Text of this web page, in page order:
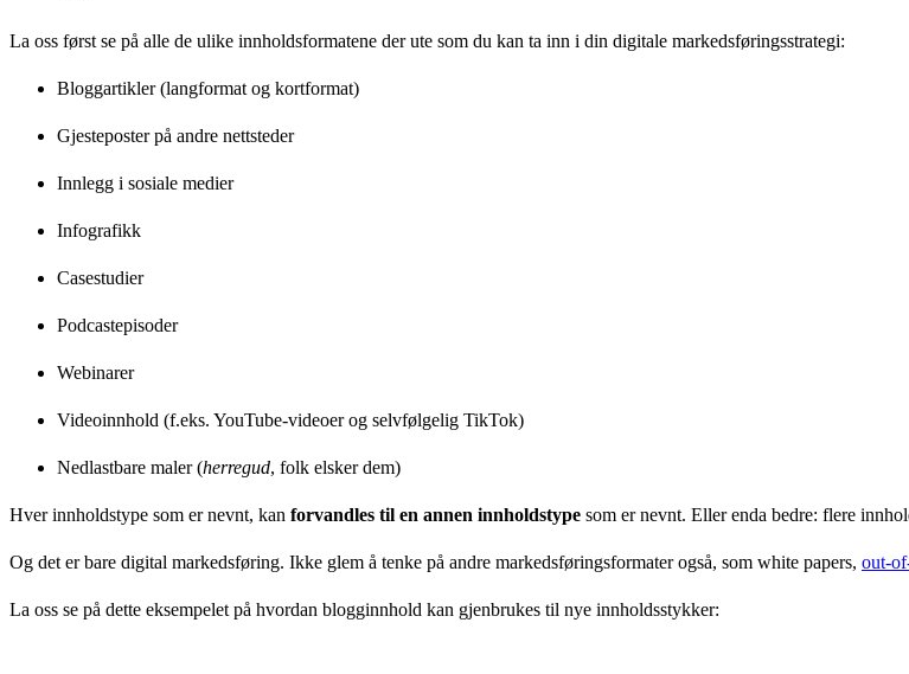
La oss først se på alle de ulike innholdsformatene der ute som du kan ta inn i din digitale markedsføringsstrategi:
Bloggartikler (langformat og kortformat)
Gjesteposter på andre nettsteder
Innlegg i sosiale medier
Infografikk
Casestudier
Podcastepisoder
Webinarer
Videoinnhold (f.eks. YouTube-videoer og selvfølgelig TikTok)
Nedlastbare maler (herregud, folk elsker dem)
Hver innholdstype som er nevnt, kan forvandles til en annen innholdstype som er nevnt. Eller enda bedre: flere
Og det er bare digital markedsføring. Ikke glem å tenke på andre markedsføringsformater også, som white papers, out-
La oss se på dette eksempelet på hvordan blogginnhold kan gjenbrukes til nye innholdsstykker: